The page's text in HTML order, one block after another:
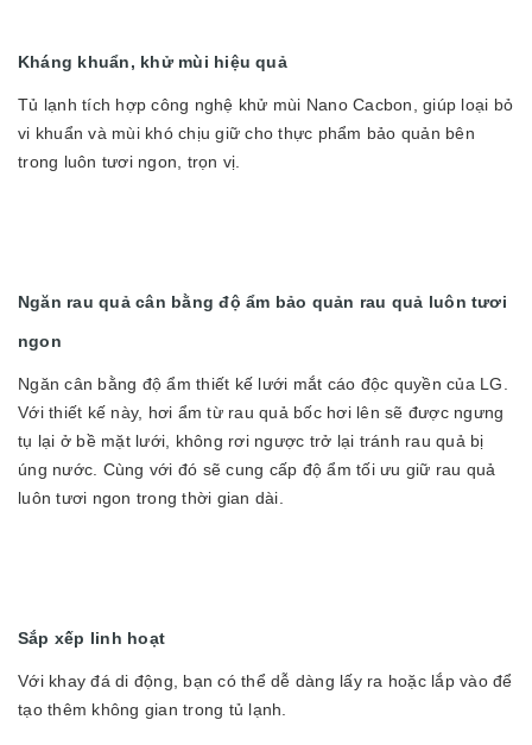
Kháng khuẩn, khử mùi hiệu quả
Tủ lạnh tích hợp công nghệ khử mùi Nano Cacbon, giúp loại bỏ
vi khuẩn và mùi khó chịu giữ cho thực phẩm bảo quản bên
trong luôn tươi ngon, trọn vị.
Ngăn rau quả cân bằng độ ẩm bảo quản rau quả luôn tươi
ngon
Ngăn cân bằng độ ẩm thiết kế lưới mắt cáo độc quyền của LG.
Với thiết kế này, hơi ẩm từ rau quả bốc hơi lên sẽ được ngưng
tụ lại ở bề mặt lưới, không rơi ngược trở lại tránh rau quả bị
úng nước. Cùng với đó sẽ cung cấp độ ẩm tối ưu giữ rau quả
luôn tươi ngon trong thời gian dài.
Sắp xếp linh hoạt
Với khay đá di động, bạn có thể dễ dàng lấy ra hoặc lắp vào để
tạo thêm không gian trong tủ lạnh.